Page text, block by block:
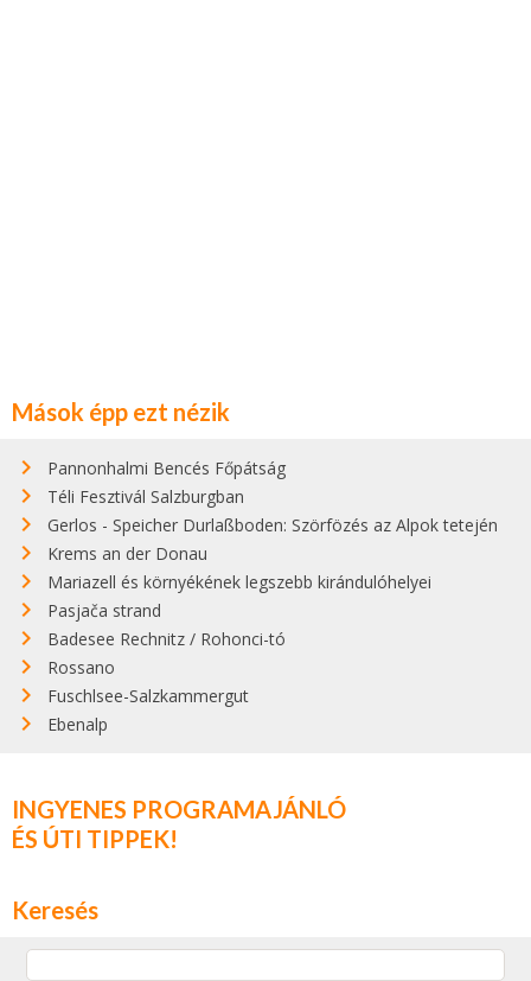
Mások épp ezt nézik
Pannonhalmi Bencés Főpátság
Téli Fesztivál Salzburgban
Gerlos - Speicher Durlaßboden: Szörfözés az Alpok tetején
Krems an der Donau
Mariazell és környékének legszebb kirándulóhelyei
Pasjača strand
Badesee Rechnitz / Rohonci-tó
Rossano
Fuschlsee-Salzkammergut
Ebenalp
INGYENES PROGRAMAJÁNLÓ
ÉS ÚTI TIPPEK!
Keresés